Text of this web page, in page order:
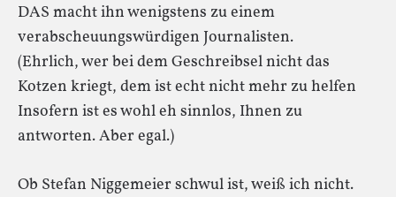
DAS macht ihn wenigstens zu einem
verabscheuungswürdigen Journalisten.
(Ehrlich, wer bei dem Geschreibsel nicht das
Kotzen kriegt, dem ist echt nicht mehr zu helfen
Insofern ist es wohl eh sinnlos, Ihnen zu
antworten. Aber egal.)
Ob Stefan Niggemeier schwul ist, weiß ich nicht.